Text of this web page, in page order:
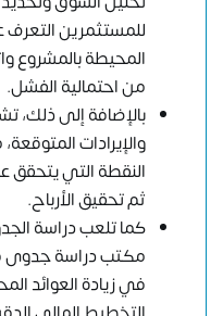
للمستثمرين
المحيطة بالمشروع
من احتمالية الفشل.
بالإضافة إلى ذلك،
والإيرادات
النقطة التي يتحقق
ثم تحقيق الأرباح.
كما تلعب دراسة
مكتب دراسة جدوى
في زيادة العوائد